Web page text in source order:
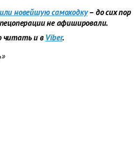
новейшую самоходку– до сих пор
не афишировали.
читать и вViber.